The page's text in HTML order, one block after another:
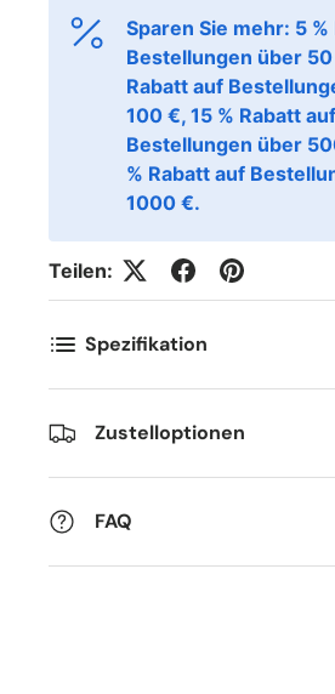
Sparen Sie mehr: 5
Bestellungen über 50
Rabatt auf
100 €, 15 % Rabatt auf
Bestellungen über
% Rabatt auf
1000 €.
Teilen:
Spezifikation
Zustelloptionen
FAQ